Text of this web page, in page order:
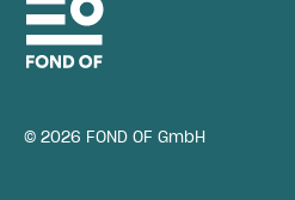
© 2026 FOND OF GmbH